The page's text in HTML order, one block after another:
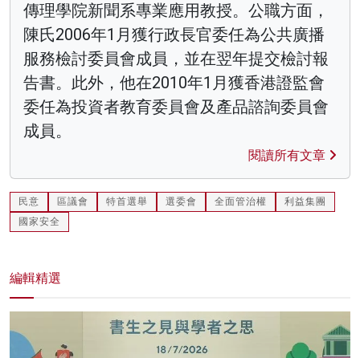
傳理學院新聞系專業應用教授。公職方面，
陳氏2006年1月獲行政長官委任為公共廣播
服務檢討委員會成員，並在翌年提交檢討報
告書。此外，他在2010年1月獲香港證監會
委任為投資者教育委員會及產品諮詢委員會
成員。
閱讀所有文章
民意 區議會 特首選舉 選委會 全面管治權
利益集團
國家安全
編輯精選